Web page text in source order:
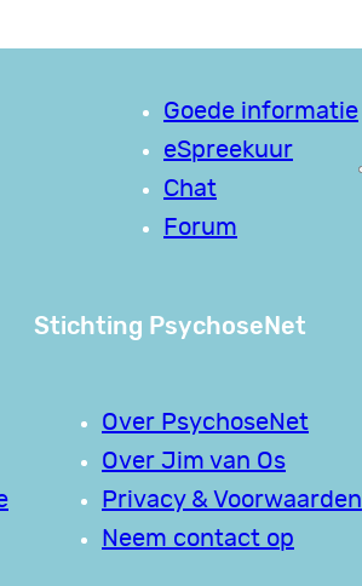
Goede informatie
eSpreekuur
Chat
Forum
Stichting PsychoseNet
Over PsychoseNet
Over Jim van Os
Privacy & Voorwaarden
Neem contact op